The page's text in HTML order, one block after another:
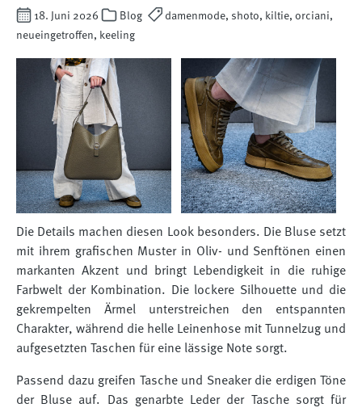
18. Juni 2026 Blog
damenmode, shoto, kiltie, orciani,
neueingetroffen, keeling
Die Details machen diesen Look besonders. Die Bluse setzt
mit ihrem grafischen Muster in Oliv- und Senftönen einen
markanten Akzent und bringt Lebendigkeit in die ruhige
Farbwelt der Kombination. Die lockere Silhouette und die
gekrempelten Ärmel unterstreichen den entspannten
Charakter, während die helle Leinenhose mit Tunnelzug und
aufgesetzten Taschen für eine lässige Note sorgt.
Passend dazu greifen Tasche und Sneaker die erdigen Töne
der Bluse auf. Das genarbte Leder der Tasche sorgt für